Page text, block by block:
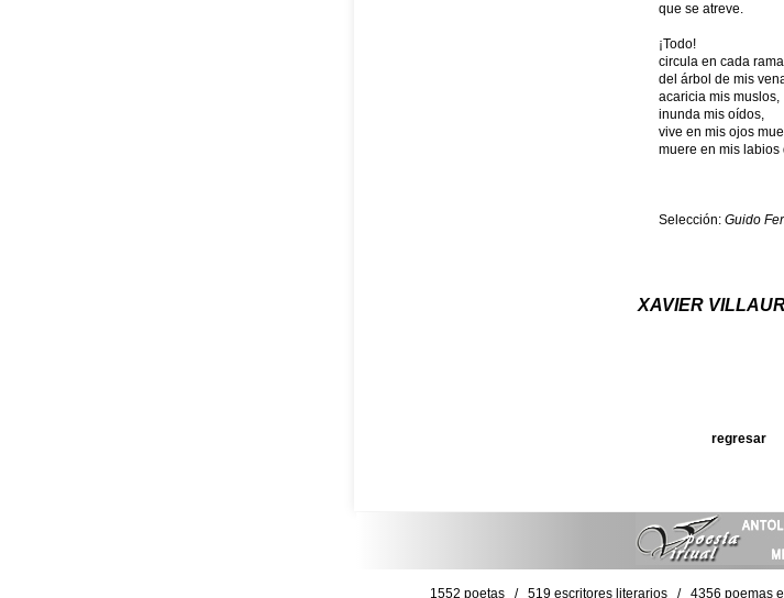
que se atreve.
¡Todo!
circula en cada rama
del árbol de mis
acaricia mis muslos,
inunda mis oídos,
vive en mis ojos
muere en mis labios
Selección: Guido
XAVIER
regresar
1552 poetas / 519 escritores literarios / 4356 poemas